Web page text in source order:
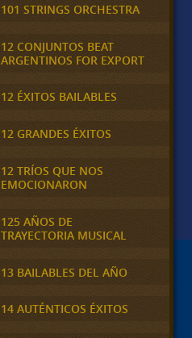
101 STRINGS ORCHESTRA
12 CONJUNTOS BEAT
ARGENTINOS FOR EXPORT
12 ÉXITOS BAILABLES
12 GRANDES ÉXITOS
12 TRÍOS QUE NOS
EMOCIONARON
125 AÑOS DE
TRAYECTORIA MUSICAL
13 BAILABLES DEL AÑO
14 AUTÉNTICOS ÉXITOS